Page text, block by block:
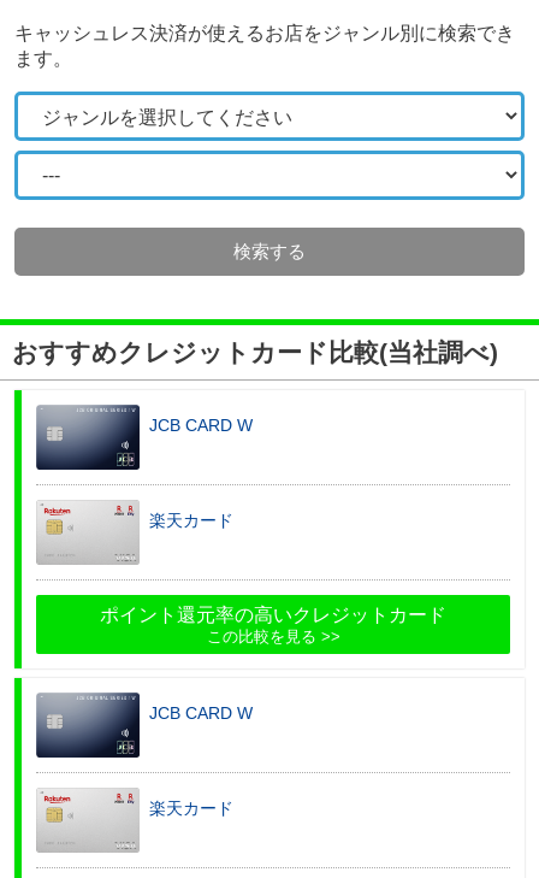
キャッシュレス決済が使えるお店をジャンル別に検索でき
ます。
検索する
おすすめクレジットカード比較(当社調べ)
JCB CARD W
楽天カード
ポイント還元率の高いクレジットカード
この比較を見る
JCB CARD W
楽天カード